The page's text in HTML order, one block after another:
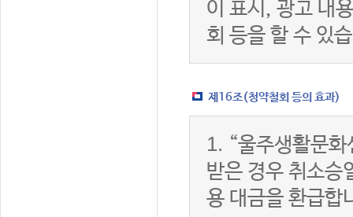
이 표시, 광고 내
회 등을 할 수 있
제16조(청약철회 등의 효과)
1. “울주생활문
받은 경우 취소승
용 대금을 환급합